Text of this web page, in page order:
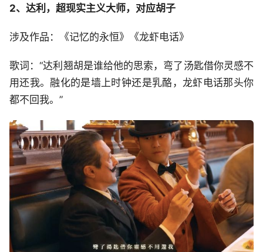
2、达利，超现实主义大师，对应胡子
涉及作品：《记忆的永恒》《龙虾电话》
歌词：“达利翘胡是谁给他的思索，弯了汤匙借你灵感不
用还我。融化的是墙上时钟还是乳酪，龙虾电话那头你
都不回我。”